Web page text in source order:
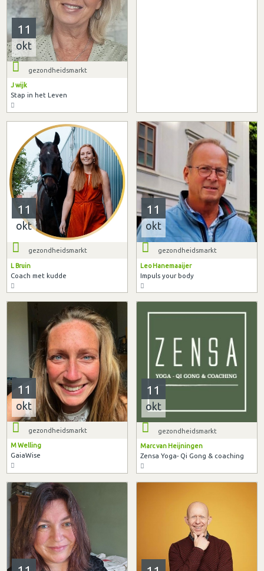
11
okt
gezondheidsmarkt
J wijk
Stap in het Leven
11
okt
gezondheidsmarkt
L Bruin
Coach met kudde
11
okt
gezondheidsmarkt
Leo Hanemaaijer
Impuls your body
11
okt
gezondheidsmarkt
M Welling
GaiaWise
11
okt
gezondheidsmarkt
Marc van Heijningen
Zensa Yoga- Qi Gong & coaching